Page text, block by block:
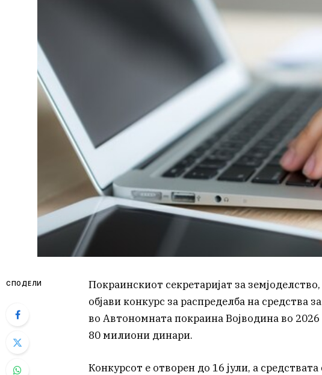
СПОДЕЛИ
Покраинскиот секретаријат за
објави конкурс за распределба на средства
во Автономната покраина Војводина во
80 милиони динари.
Конкурсот е отворен до 16 јули, а